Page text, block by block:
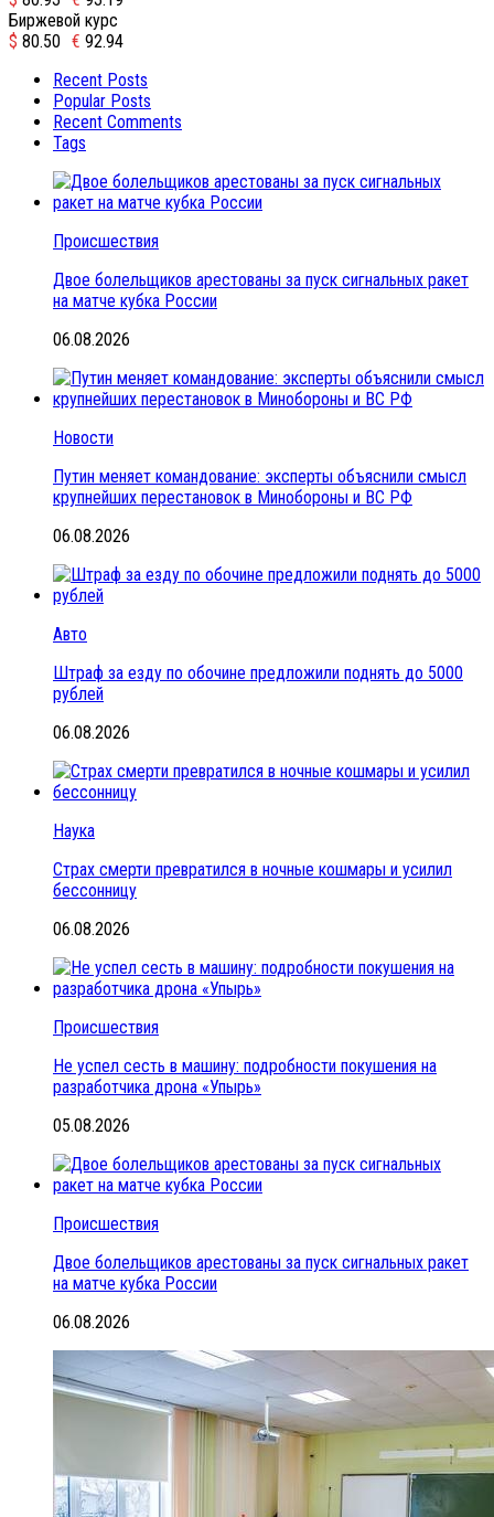
Биржевой курс
$ 80.50 € 92.94
Recent Posts
Popular Posts
Recent Comments
Tags
Происшествия
Двое болельщиков арестованы за пуск сигнальных ракет
на матче кубка России
06.08.2026
Новости
Путин меняет командование: эксперты объяснили смысл
крупнейших перестановок в Минобороны и ВС РФ
06.08.2026
Авто
Штраф за езду по обочине предложили поднять до 5000
рублей
06.08.2026
Наука
Страх смерти превратился в ночные кошмары и усилил
бессонницу
06.08.2026
Происшествия
Не успел сесть в машину: подробности покушения на
разработчика дрона «Упырь»
05.08.2026
Происшествия
Двое болельщиков арестованы за пуск сигнальных ракет
на матче кубка России
06.08.2026